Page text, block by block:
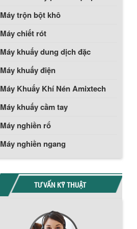
Máy trộn bột khô
Máy chiết rót
Máy khuấy dung dịch đặc
Máy khuấy điện
Máy Khuấy Khí Nén Amixtech
Máy khuấy cầm tay
Máy nghiền rổ
Máy nghiền ngang
TƯ VẤN KỸ THUẬT